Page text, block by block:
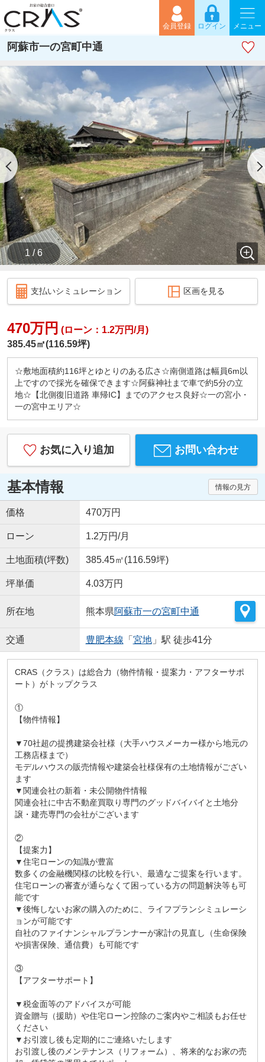
会員登録 ログイン メニュー
阿蘇市一の宮町中通
1 / 6
支払いシミュレーション 区画を見る
470万円 (ローン：1.2万円/月)
385.45㎡(116.59坪)
☆敷地面積約116坪とゆとりのある広さ☆南側道路は幅員6m以
上ですので採光を確保できます☆阿蘇神社まで車で約5分の立
地☆【北側復旧道路 車帰IC】までのアクセス良好☆一の宮小・
一の宮中エリア☆
お気に入り追加 お問い合わせ
基本情報 情報の見方
価格 470万円
ローン 1.2万円/月
土地面積(坪数) 385.45㎡(116.59坪)
坪単価 4.03万円
所在地 熊本県阿蘇市一の宮町中通
交通 豊肥本線 「 宮地」駅 徒歩41分
CRAS（クラス）は総合力（物件情報・提案力・アフターサポ
ート）がトップクラス
①
【物件情報】
▼70社超の提携建築会社様（大手ハウスメーカー様から地元の
工務店様まで）
モデルハウスの販売情報や建築会社様保有の土地情報がござい
ます
▼関連会社の新着・未公開物件情報
関連会社に中古不動産買取り専門のグッドバイバイと土地分
譲・建売専門の会社がございます
②
【提案力】
▼住宅ローンの知識が豊富
数多くの金融機関様の比較を行い、最適なご提案を行います。
住宅ローンの審査が通らなくて困っている方の問題解決等も可
能です
▼後悔しないお家の購入のために、ライフプランシミュレーシ
ョンが可能です
自社のファイナンシャルプランナーが家計の見直し（生命保険
や損害保険、通信費）も可能です
③
【アフターサポート】
▼税金面等のアドバイスが可能
資金贈与（援助）や住宅ローン控除のご案内やご相談もお任せ
ください
▼お引渡し後も定期的にご連絡いたします
お引渡し後のメンテナンス（リフォーム）、将来的なお家の売